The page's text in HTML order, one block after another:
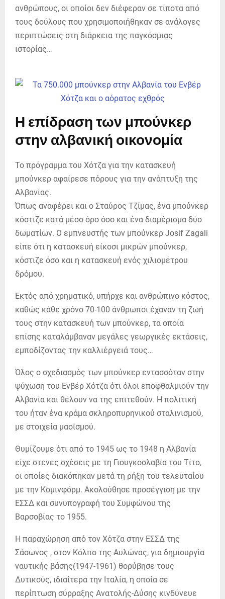
ανθρώπους, οι οποίοι δεν διέφεραν σε τίποτα από
τους δούλους που χρησιμοποιήθηκαν σε ανάλογες
περιπτώσεις στη διάρκεια της παγκόσμιας
ιστορίας…
Η επίδραση των μπούνκερ
στην αλβανική οικονομία
Το πρόγραμμα του Χότζα για την κατασκευή
μπούνκερ αφαίρεσε πόρους για την ανάπτυξη της
Αλβανίας.
Όπως αναφέρει και ο Σταύρος Τζίμας, ένα μπούνκερ
κόστιζε κατά μέσο όρο όσο και ένα διαμέρισμα δύο
δωματίων. Ο εμπνευστής των μπούνκερ Josif Zagali
είπε ότι η κατασκευή είκοσι μικρών μπούνκερ,
κόστιζε όσο και η κατασκευή ενός χιλιομέτρου
δρόμου.
Εκτός από χρηματικό, υπήρχε και ανθρώπινο κόστος,
καθώς κάθε χρόνο 70-100 άνθρωποι έχαναν τη ζωή
τους στην κατασκευή των μπούνκερ, τα οποία
επίσης καταλάμβαναν μεγάλες γεωργικές εκτάσεις,
εμποδίζοντας την καλλιέργειά τους…
Όλος ο σχεδιασμός των μπούνκερ εντασσόταν στην
ψύχωση του Ενβέρ Χότζα ότι όλοι εποφθαλμιούν την
Αλβανία και θέλουν να της επιτεθούν. Η πολιτική
του ήταν ένα κράμα σκληροπυρηνικού σταλινισμού,
με στοιχεία μαοϊσμού.
Θυμίζουμε ότι από το 1945 ως το 1948 η Αλβανία
είχε στενές σχέσεις με τη Γιουγκοσλαβία του Τίτο,
οι οποίες διακόπηκαν μετά τη ρήξη του τελευταίου
με την Κομινφόρμ. Ακολούθησε προσέγγιση με την
ΕΣΣΔ και συνυπογραφή του Συμφώνου της
Βαρσοβίας το 1955.
Η παραχώρηση από τον Χότζα στην ΕΣΣΔ της
Σάσωνος , στον Κόλπο της Αυλώνας, για δημιουργία
ναυτικής βάσης(1947-1961) θορύβησε τους
Δυτικούς, ιδιαίτερα την Ιταλία, η οποία σε
περίπτωση σύρραξης Ανατολής-Δύσης κινδύνευε